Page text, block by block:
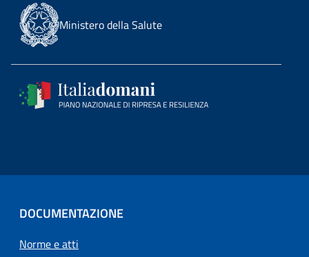
Ministero della Salute
DOCUMENTAZIONE
Norme e atti